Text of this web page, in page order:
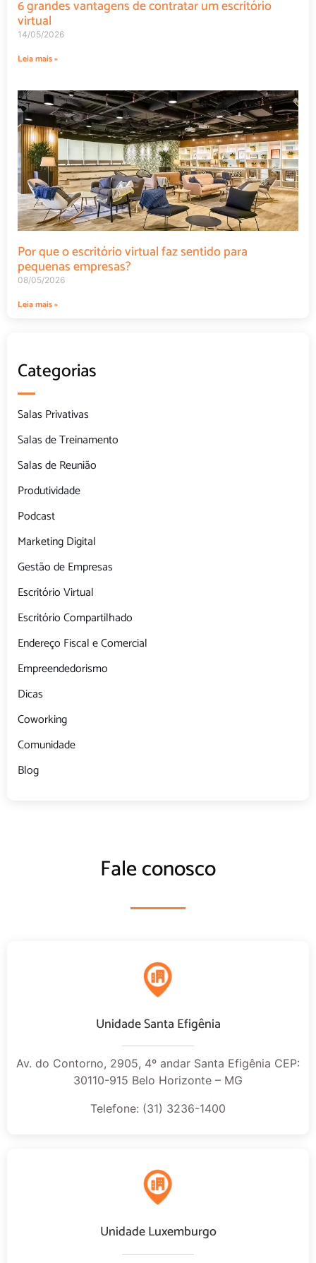
6 grandes vantagens de contratar um escritório
virtual
14/05/2026
Leia mais »
Por que o escritório virtual faz sentido para
pequenas empresas?
08/05/2026
Leia mais »
Categorias
Salas Privativas
Salas de Treinamento
Salas de Reunião
Produtividade
Podcast
Marketing Digital
Gestão de Empresas
Escritório Virtual
Escritório Compartilhado
Endereço Fiscal e Comercial
Empreendedorismo
Dicas
Coworking
Comunidade
Blog
Fale conosco
Unidade Santa Efigênia
Av. do Contorno, 2905, 4º andar Santa Efigênia CEP:
30110-915 Belo Horizonte – MG
Telefone: (31) 3236-1400
Unidade Luxemburgo